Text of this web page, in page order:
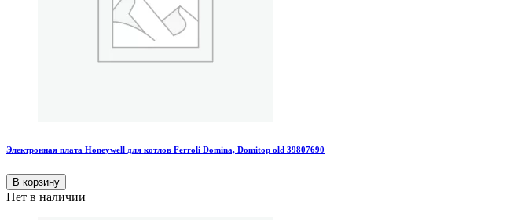
Электронная плата Honeywell для котлов Ferroli Domina, Domitop old 39807690
В корзину
Нет в наличии